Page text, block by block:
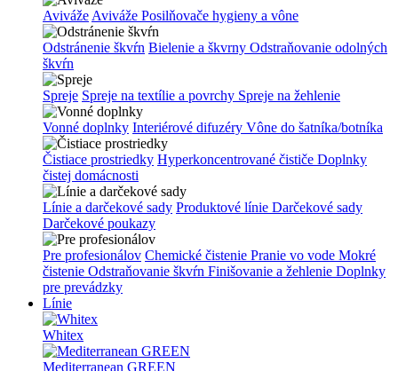
Aviváže Aviváže Posilňovače hygieny a vône
Odstránenie škvŕn Bielenie a škvrny Odstraňovanie odolných
škvŕn
Spreje Spreje na textílie a povrchy Spreje na žehlenie
Vonné doplnky Interiérové difuzéry Vône do šatníka/botníka
Čistiace prostriedky Hyperkoncentrované čističe Doplnky
čistej domácnosti
Línie a darčekové sady Produktové línie Darčekové sady
Darčekové poukazy
Pre profesionálov Chemické čistenie Pranie vo vode Mokré
čistenie Odstraňovanie škvŕn Finišovanie a žehlenie Doplnky
pre prevádzky
Línie
Whitex
Mediterranean GREEN